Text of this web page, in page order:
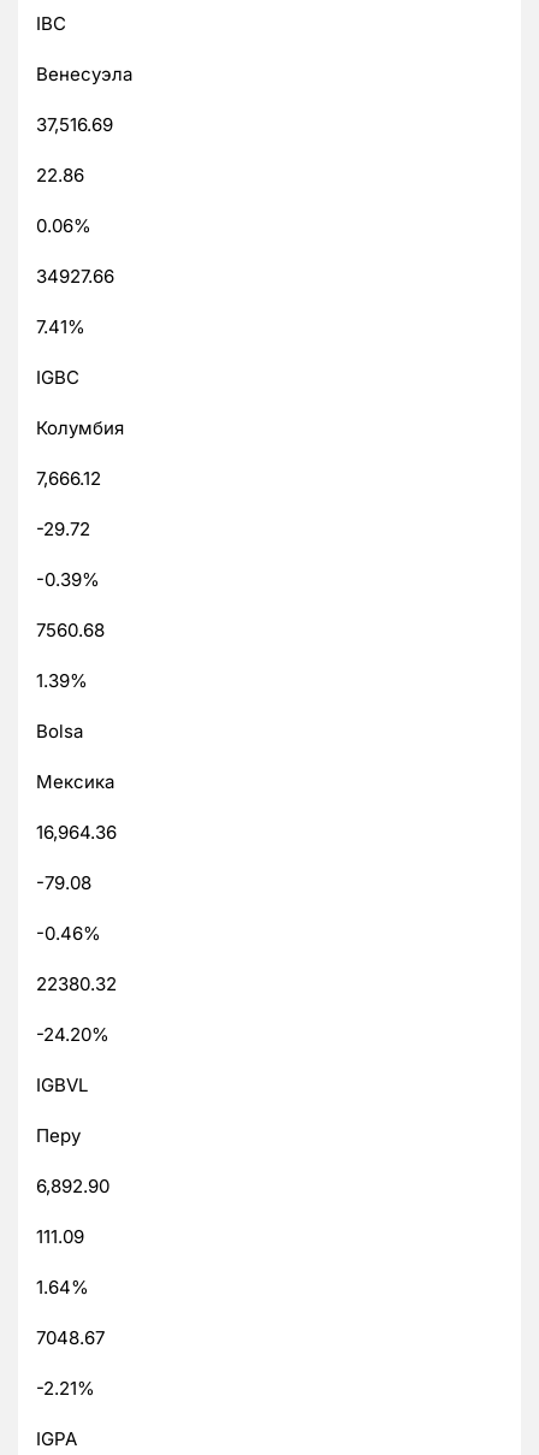
IBC
Венесуэла
37,516.69
22.86
0.06%
34927.66
7.41%
IGBC
Колумбия
7,666.12
-29.72
-0.39%
7560.68
1.39%
Bolsa
Мексика
16,964.36
-79.08
-0.46%
22380.32
-24.20%
IGBVL
Перу
6,892.90
111.09
1.64%
7048.67
-2.21%
IGPA